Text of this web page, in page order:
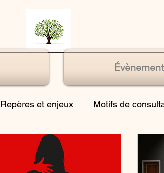
et enjeux Motifs de